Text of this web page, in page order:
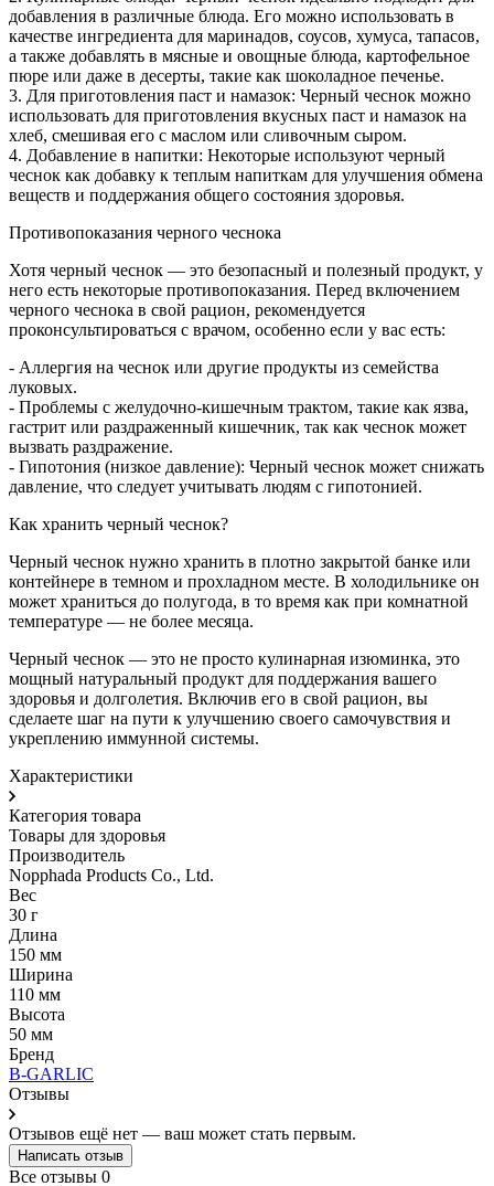
добавления в различные блюда. Его можно использовать в
качестве ингредиента для маринадов, соусов, хумуса, тапасов,
а также добавлять в мясные и овощные блюда, картофельное
пюре или даже в десерты, такие как шоколадное печенье.
3. Для приготовления паст и намазок: Черный чеснок можно
использовать для приготовления вкусных паст и намазок на
хлеб, смешивая его с маслом или сливочным сыром.
4. Добавление в напитки: Некоторые используют черный
чеснок как добавку к теплым напиткам для улучшения обмена
веществ и поддержания общего состояния здоровья.
Противопоказания черного чеснока
Хотя черный чеснок — это безопасный и полезный продукт, у
него есть некоторые противопоказания. Перед включением
черного чеснока в свой рацион, рекомендуется
проконсультироваться с врачом, особенно если у вас есть:
- Аллергия на чеснок или другие продукты из семейства
луковых.
- Проблемы с желудочно-кишечным трактом, такие как язва,
гастрит или раздраженный кишечник, так как чеснок может
вызвать раздражение.
- Гипотония (низкое давление): Черный чеснок может снижать
давление, что следует учитывать людям с гипотонией.
Как хранить черный чеснок?
Черный чеснок нужно хранить в плотно закрытой банке или
контейнере в темном и прохладном месте. В холодильнике он
может храниться до полугода, в то время как при комнатной
температуре — не более месяца.
Черный чеснок — это не просто кулинарная изюминка, это
мощный натуральный продукт для поддержания вашего
здоровья и долголетия. Включив его в свой рацион, вы
сделаете шаг на пути к улучшению своего самочувствия и
укреплению иммунной системы.
Характеристики
Категория товара
Товары для здоровья
Производитель
Nopphada Products Co., Ltd.
Вес
30 г
Длина
150 мм
Ширина
110 мм
Высота
50 мм
Бренд
B-GARLIC
Отзывы
Отзывов ещё нет — ваш может стать первым.
Написать отзыв
Все отзывы 0